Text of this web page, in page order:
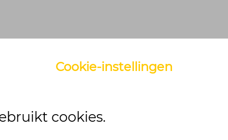
Cookie-instellingen
cookies.